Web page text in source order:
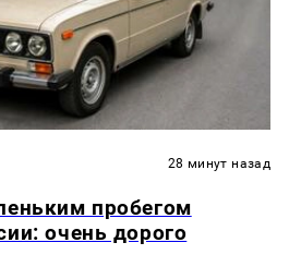
28 минут назад
пробегом
очень дорого